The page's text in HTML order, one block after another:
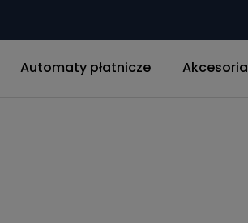
Automaty płatnicze Akcesoria